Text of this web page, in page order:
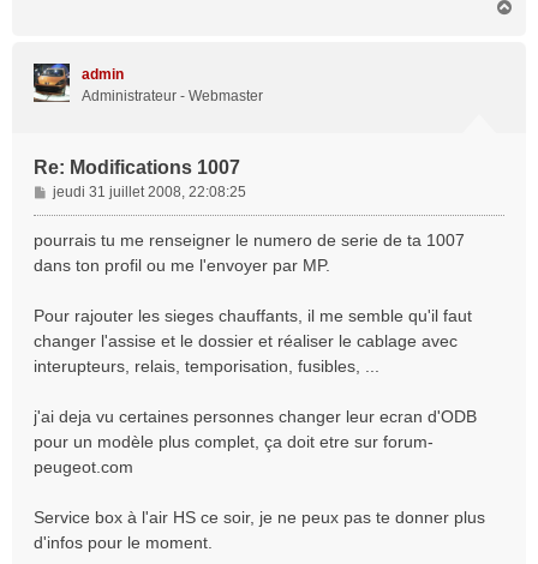
admin
Administrateur - Webmaster
Re: Modifications 1007
M
e
s
e
jeudi 31 juillet 2008, 22:08:25
pourrais tu me renseigner le numero de serie de ta 1007
dans ton profil ou me l'envoyer par MP.
Pour rajouter les sieges chauffants, il me semble qu'il faut
changer l'assise et le dossier et réaliser le cablage avec
interupteurs, relais, temporisation, fusibles, ...
j'ai deja vu certaines personnes changer leur ecran d'ODB
pour un modèle plus complet, ça doit etre sur forum-
peugeot.com
Service box à l'air HS ce soir, je ne peux pas te donner plus
d'infos pour le moment.